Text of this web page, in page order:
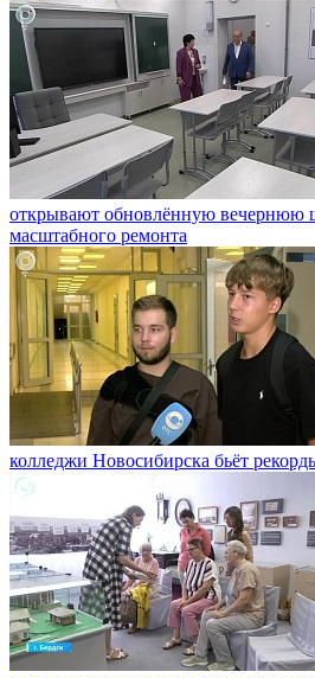
открывают обновлённую вечернюю
масштабного ремонта
колледжи Новосибирска бьёт